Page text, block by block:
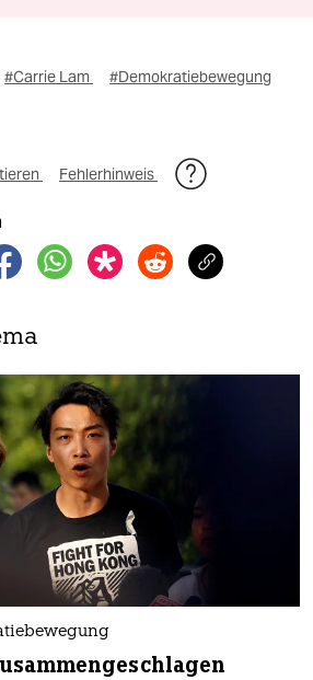
#Carrie Lam
#Demokratiebewegung
Fehlerhinweis